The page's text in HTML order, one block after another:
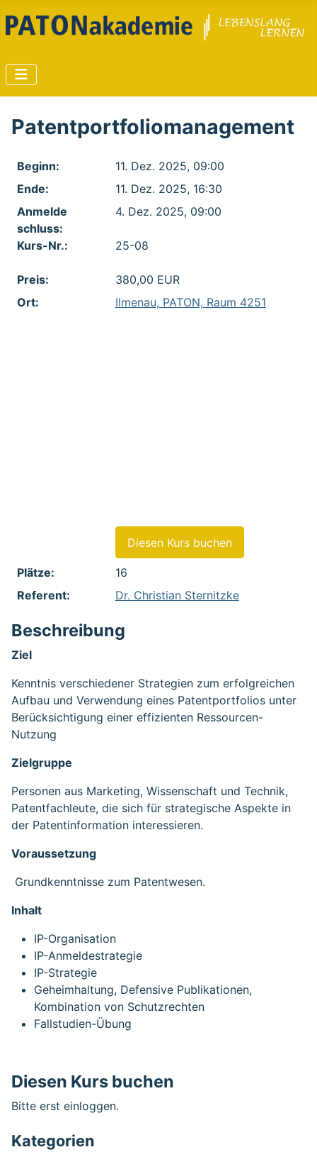
Patentportfoliomanagement
Beginn:
11. Dez. 2025, 09:00
Ende:
11. Dez. 2025, 16:30
Anmelde​
schluss:
4. Dez. 2025, 09:00
Kurs-Nr.: 25-08
Preis:
380,00 EUR
Ort:
Ilmenau, PATON, Raum 4251
Diesen Kurs buchen
Plätze:
16
Referent:
Dr. Christian Sternitzke
Beschreibung
Ziel
Kenntnis verschiedener Strategien zum erfolgreichen
Aufbau und Verwendung eines Patentportfolios unter
Berücksichtigung einer effizienten Ressourcen-
Nutzung
Zielgruppe
Personen aus Marketing, Wissenschaft und Technik,
Patentfachleute, die sich für strategische Aspekte in
der Patentinformation interessieren.
Voraussetzung
Grundkenntnisse zum Patentwesen.
Inhalt
IP-Organisation
IP-Anmeldestrategie
IP-Strategie
Geheimhaltung, Defensive Publikationen,
Kombination von Schutzrechten
Fallstudien-Übung
Diesen Kurs buchen
Bitte erst einloggen.
Kategorien